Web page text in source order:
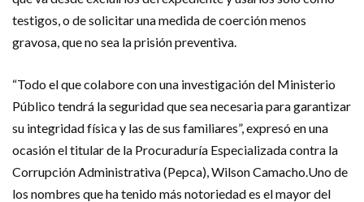
testigos, o de solicitar una medida de coerción menos
gravosa, que no sea la prisión preventiva.
“Todo el que colabore con una investigación del Ministerio
Público tendrá la seguridad que sea necesaria para garantizar
su integridad física y las de sus familiares”, expresó en una
ocasión el titular de la Procuraduría Especializada contra la
Corrupción Administrativa (Pepca), Wilson Camacho.Uno de
los nombres que ha tenido más notoriedad es el mayor del